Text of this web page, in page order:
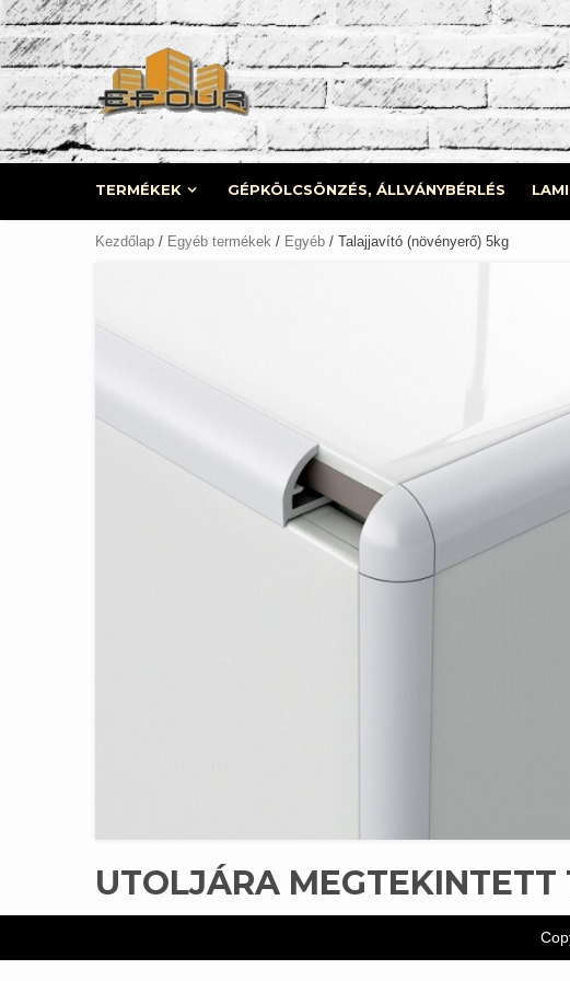
Skip
to
content
TERMÉKEK GÉPKÖLCSÖNZÉS, ÁLLVÁNYBÉRLÉS
Kezdőlap / Egyéb termékek / Egyéb / Talajjavító (növényerő) 5kg
UTOLJÁRA MEGTEKINTETT